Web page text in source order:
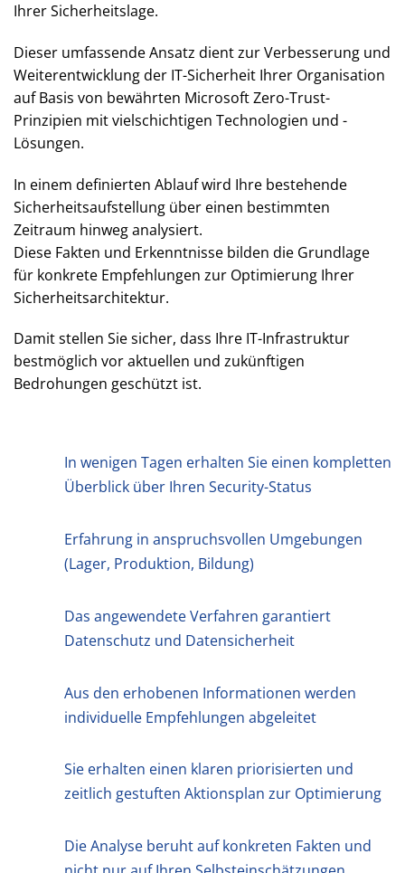
Ihrer Sicherheitslage.
Dieser umfassende Ansatz dient zur Verbesserung und
Weiterentwicklung der IT-Sicherheit Ihrer Organisation
auf Basis von bewährten Microsoft Zero-Trust-
Prinzipien mit vielschichtigen Technologien und -
Lösungen.
In einem definierten Ablauf wird Ihre bestehende
Sicherheitsaufstellung über einen bestimmten
Zeitraum hinweg analysiert.
Diese Fakten und Erkenntnisse bilden die Grundlage
für konkrete Empfehlungen zur Optimierung Ihrer
Sicherheitsarchitektur.
Damit stellen Sie sicher, dass Ihre IT-Infrastruktur
bestmöglich vor aktuellen und zukünftigen
Bedrohungen geschützt ist.
In wenigen Tagen erhalten Sie einen kompletten
Überblick über Ihren Security-Status
Erfahrung in anspruchsvollen Umgebungen
(Lager, Produktion, Bildung)
Das angewendete Verfahren garantiert
Datenschutz und Datensicherheit
Aus den erhobenen Informationen werden
individuelle Empfehlungen abgeleitet
Sie erhalten einen klaren priorisierten und
zeitlich gestuften Aktionsplan zur Optimierung
Die Analyse beruht auf konkreten Fakten und